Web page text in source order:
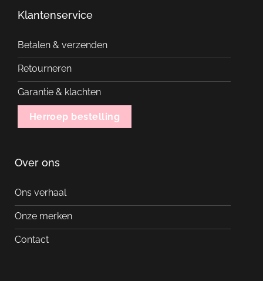
Klantenservice
Betalen & verzenden
Retourneren
Garantie & klachten
Herroep bestelling
Over ons
Ons verhaal
Onze merken
Contact